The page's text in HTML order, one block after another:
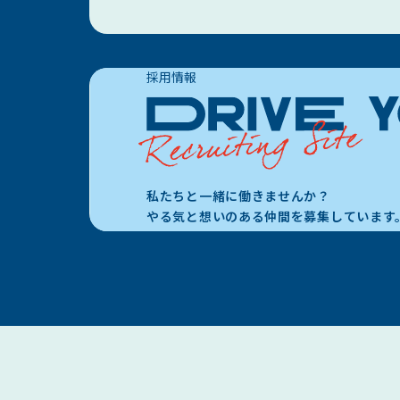
採用情報
私たちと一緒に働きませんか？
やる気と想いのある仲間を募集しています